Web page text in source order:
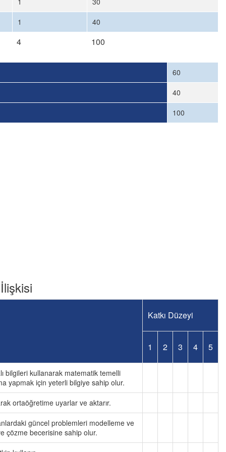
1
40
4 100
60
40
100
Katkı Düzeyi
1 2 3 4 5
bilgileri kullanarak matematik temelli
yapmak için yeterli bilgiye sahip olur.
ortaöğretime uyarlar ve aktarır.
güncel problemleri modelleme ve
çözme becerisine sahip olur.